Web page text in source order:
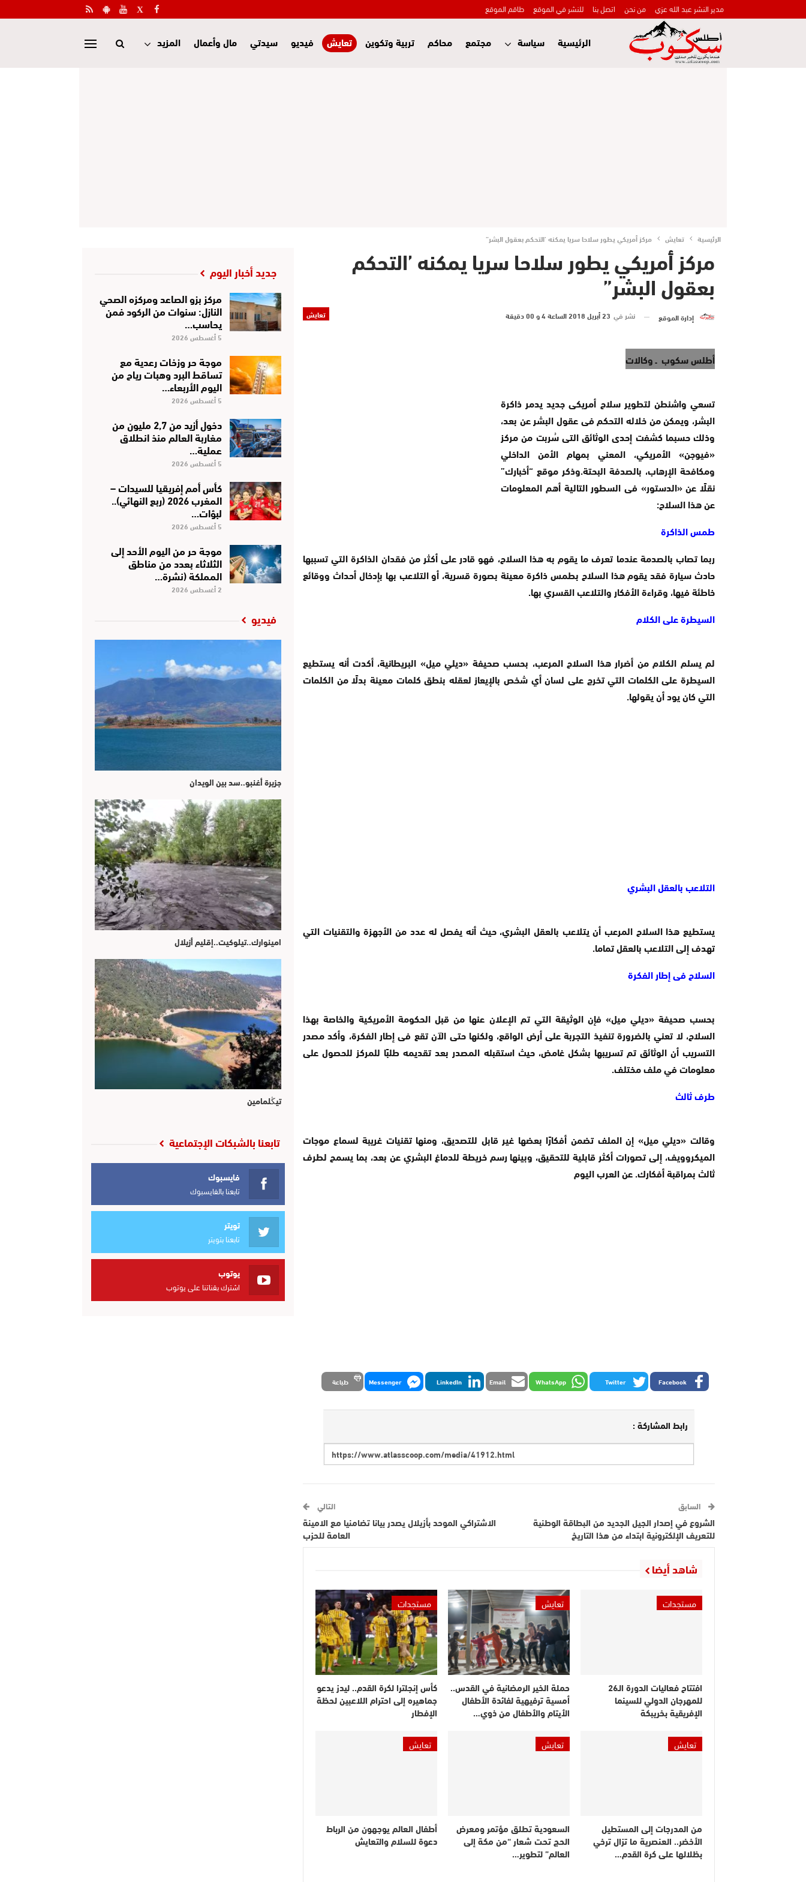
مدير النشر عبد الله عزي من نحن اتصل بنا للنشر في الموقع طاقم الموقع
الرئيسية سياسة مجتمع محاكم تربية وتكوين تعايش فيديو سيدتي مال وأعمال المزيد
الرئيسية تعايش مركز أمريكي يطور سلاحا سريا يمكنه ’التحكم بعقول البشر”
مركز أمريكي يطور سلاحا سريا يمكنه ’التحكم
بعقول البشر”
تعايش إدارة الموقع نشر في 23 أبريل 2018 الساعة 4 و 00 دقيقة
أطلس سكوب ـ وكالات
تسعي واشنطن لتطوير سلاح أمريكى جديد يدمر ذاكرة
البشر، ويمكن من خلاله التحكم فى عقول البشر عن بعد،
وذلك حسبما كشفت إحدى الوثائق التى سُربت من مركز
«فيوجن» الأمريكي، المعني بمهام الأمن الداخلي
ومكافحة الإرهاب، بالصدفة البحتة.وذكر موقع “أخبارك”
نقلًا عن «الدستور» فى السطور التالية أهم المعلومات
عن هذا السلاح:
طمس الذاكرة
ربما تصاب بالصدمة عندما تعرف ما يقوم به هذا السلاح، فهو قادر على أكثر من فقدان الذاكرة التي تسببها
حادث سيارة فقد يقوم هذا السلاح بطمس ذاكرة معينة بصورة قسرية، أو التلاعب بها بإدخال أحداث ووقائع
خاطئة فيها، وقراءة الأفكار والتلاعب القسري بها.
السيطرة على الكلام
لم يسلم الكلام من أضرار هذا السلاح المرعب، بحسب صحيفة «ديلي ميل» البريطانية، أكدت أنه يستطيع
السيطرة على الكلمات التي تخرج على لسان أي شخص بالإيعاز لعقله بنطق كلمات معينة بدلًا من الكلمات
التي كان يود أن يقولها.
التلاعب بالعقل البشري
يستطيع هذا السلاح المرعب أن يتلاعب بالعقل البشري، حيث أنه يفصل له عدد من الأجهزة والتقنيات التي
تهدف إلى التلاعب بالعقل تماما.
السلاح فى إطار الفكرة
بحسب صحيفة «ديلي ميل» فإن الوثيقة التي تم الإعلان عنها من قبل الحكومة الأمريكية والخاصة بهذا
السلاح، لا تعني بالضرورة تنفيذ التجربة على أرض الواقع، ولكنها حتى الآن تقع فى إطار الفكرة، وأكد مصدر
التسريب أن الوثائق تم تسريبها بشكل غامض، حيث استقبله المصدر بعد تقديمه طلبًا للمركز للحصول على
معلومات في ملف مختلف.
طرف ثالث
وقالت «ديلي ميل» إن الملف تضمن أفكارًا بعضها غير قابل للتصديق، ومنها تقنيات غريبة لسماع موجات
الميكروويف، إلى تصورات أكثر قابلية للتحقيق، وبينها رسم خريطة للدماغ البشري عن بعد، بما يسمح لطرف
ثالث بمراقبة أفكارك. عن العرب اليوم
Facebook
Twitter
WhatsApp
Email
LinkedIn
Messenger طباعة
رابط المشاركة :
السابق
الشروع في إصدار الجيل الجديد من البطاقة الوطنية
للتعريف الإلكترونية ابتداء من هذا التاريخ
التالي
الاشتراكي الموحد بأزيلال يصدر بيانا تضامنيا مع الامينة
العامة للحزب
شاهد أيضا
مستجدات
افتتاح فعاليات الدورة الـ26
للمهرجان الدولي للسينما
الإفريقية بخريبكة
تعايش
حملة الخير الرمضانية في القدس..
أمسية ترفيهية لفائدة الأطفال
الأيتام والأطفال من ذوي…
مستجدات
كأس إنجلترا لكرة القدم.. ليدز يدعو
جماهيره إلى احترام اللاعبين لحظة
الإفطار
تعايش
من المدرجات إلى المستطيل
الأخضر.. العنصرية ما تزال ترخي
بظلالها على كرة القدم…
تعايش
السعودية تطلق مؤتمر ومعرض
الحج تحت شعار “من مكة إلى
العالم” لتطوير…
تعايش
أطفال العالم يوجهون من الرباط
دعوة للسلام والتعايش
جديد أخبار اليوم
مركز بزو الصاعد ومركزه الصحي
النازل: سنوات من الركود فمن
يحاسب…
5 أغسطس 2026
موجة حر وزخات رعدية مع
تساقط البرد وهبات رياح من
اليوم الأربعاء…
5 أغسطس 2026
دخول أزيد من 2,7 مليون من
مغاربة العالم منذ انطلاق
عملية…
5 أغسطس 2026
كأس أمم إفريقيا للسيدات –
المغرب 2026 (ربع النهائي)..
لبؤات…
5 أغسطس 2026
موجة حر من اليوم الأحد إلى
الثلاثاء بعدد من مناطق
المملكة (نشرة…
2 أغسطس 2026
فيديو
جزيرة أغنبو..سد بين الويدان
امينوارك..تيلوكيت..إقليم أزيلال
تيڭلمامين
تابعنا بالشبكات الإجتماعية
فايسبوك
تابعنا بالفايسبوك
تويتر
تابعنا بتويتر
يوتوب
اشترك بقناتنا على يوتوب